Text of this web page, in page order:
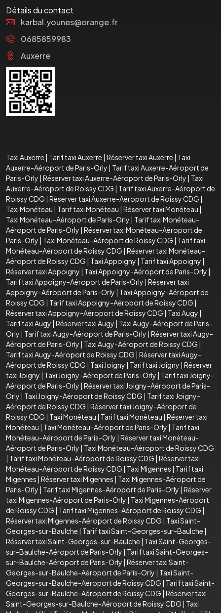
Détails du contact
karbal.younes@orange.fr
0685859983
Auxerre
Taxi Auxerre | Tarif taxi Auxerre | Réserver taxi Auxerre | Taxi
Auxerre-Aéroport de Paris-Orly | Tarif taxi Auxerre-Aéroport de
Paris-Orly | Réserver taxi Auxerre-Aéroport de Paris-Orly | Taxi
Auxerre-Aéroport de Roissy CDG | Tarif taxi Auxerre-Aéroport de
Roissy CDG | Réserver taxi Auxerre-Aéroport de Roissy CDG |
Taxi Monéteau | Tarif taxi Monéteau | Réserver taxi Monéteau |
Taxi Monéteau-Aéroport de Paris-Orly | Tarif taxi Monéteau-
Aéroport de Paris-Orly | Réserver taxi Monéteau-Aéroport de
Paris-Orly | Taxi Monéteau-Aéroport de Roissy CDG | Tarif taxi
Monéteau-Aéroport de Roissy CDG | Réserver taxi Monéteau-
Aéroport de Roissy CDG | Taxi Appoigny | Tarif taxi Appoigny |
Réserver taxi Appoigny | Taxi Appoigny-Aéroport de Paris-Orly |
Tarif taxi Appoigny-Aéroport de Paris-Orly | Réserver taxi
Appoigny-Aéroport de Paris-Orly | Taxi Appoigny-Aéroport de
Roissy CDG | Tarif taxi Appoigny-Aéroport de Roissy CDG |
Réserver taxi Appoigny-Aéroport de Roissy CDG | Taxi Augy |
Tarif taxi Augy | Réserver taxi Augy | Taxi Augy-Aéroport de Paris-
Orly | Tarif taxi Augy-Aéroport de Paris-Orly | Réserver taxi Augy-
Aéroport de Paris-Orly | Taxi Augy-Aéroport de Roissy CDG |
Tarif taxi Augy-Aéroport de Roissy CDG | Réserver taxi Augy-
Aéroport de Roissy CDG | Taxi Joigny | Tarif taxi Joigny | Réserver
taxi Joigny | Taxi Joigny-Aéroport de Paris-Orly | Tarif taxi Joigny-
Aéroport de Paris-Orly | Réserver taxi Joigny-Aéroport de Paris-
Orly | Taxi Joigny-Aéroport de Roissy CDG | Tarif taxi Joigny-
Aéroport de Roissy CDG | Réserver taxi Joigny-Aéroport de
Roissy CDG | Taxi Monéteau | Tarif taxi Monéteau | Réserver taxi
Monéteau | Taxi Monéteau-Aéroport de Paris-Orly | Tarif taxi
Monéteau-Aéroport de Paris-Orly | Réserver taxi Monéteau-
Aéroport de Paris-Orly | Taxi Monéteau-Aéroport de Roissy CDG
| Tarif taxi Monéteau-Aéroport de Roissy CDG | Réserver taxi
Monéteau-Aéroport de Roissy CDG | Taxi Migennes | Tarif taxi
Migennes | Réserver taxi Migennes | Taxi Migennes-Aéroport de
Paris-Orly | Tarif taxi Migennes-Aéroport de Paris-Orly | Réserver
taxi Migennes-Aéroport de Paris-Orly | Taxi Migennes-Aéroport
de Roissy CDG | Tarif taxi Migennes-Aéroport de Roissy CDG |
Réserver taxi Migennes-Aéroport de Roissy CDG | Taxi Saint-
Georges-sur-Baulche | Tarif taxi Saint-Georges-sur-Baulche |
Réserver taxi Saint-Georges-sur-Baulche | Taxi Saint-Georges-
sur-Baulche-Aéroport de Paris-Orly | Tarif taxi Saint-Georges-
sur-Baulche-Aéroport de Paris-Orly | Réserver taxi Saint-
Georges-sur-Baulche-Aéroport de Paris-Orly | Taxi Saint-
Georges-sur-Baulche-Aéroport de Roissy CDG | Tarif taxi Saint-
Georges-sur-Baulche-Aéroport de Roissy CDG | Réserver taxi
Saint-Georges-sur-Baulche-Aéroport de Roissy CDG | Taxi